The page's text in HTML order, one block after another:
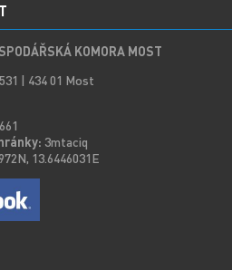
KOMORA MOST
| 434 01 Most
3mtaciq
13.6446031E